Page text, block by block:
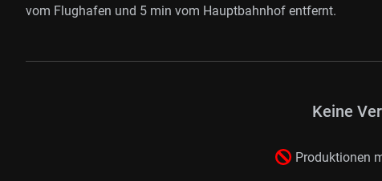
vom Flughafen und 5 min vom Hauptbahnhof entfernt.
Keine
Produktionen